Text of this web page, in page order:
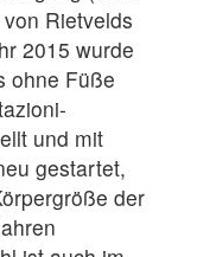
Rietvelds
2015 wurde
ohne Füße
und mit
gestartet,
der